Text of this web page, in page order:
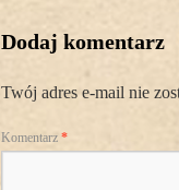
Dodaj komentarz
Twój adres e-mail nie
Komentarz *